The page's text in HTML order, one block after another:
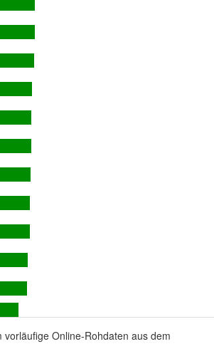
vorläufige Online-Rohdaten aus dem